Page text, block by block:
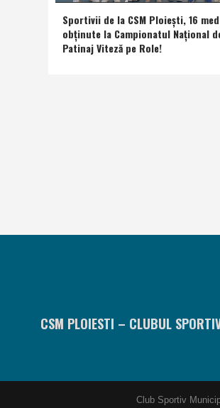
Sportivii de la CSM Ploieşti, 16
obţinute la Campionatul Naţional
Patinaj Viteză pe Role!
CSM PLOIESTI – CLUBUL
Club Sportiv